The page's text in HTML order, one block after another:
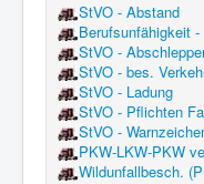
StVO - Abstand
Berufsunfähigkeit
StVO -
StVO - bes.
StVO - Ladung
StVO - Pflichten
StVO -
PKW-LKW-PKW
Wildunfallbesch.